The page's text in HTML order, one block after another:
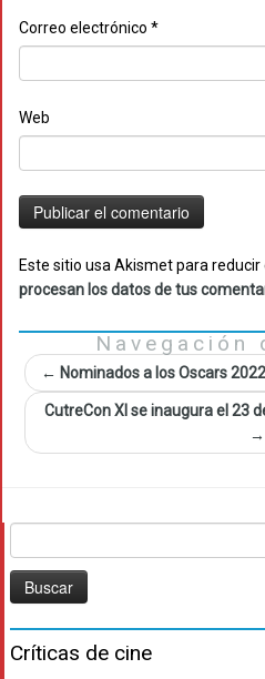
Correo electrónico *
Web
Este sitio usa Akismet para reducir
procesan los datos de tus
Navegación
← Nominados a los Oscars 2022
CutreCon XI se inaugura el 23
→
Críticas de cine